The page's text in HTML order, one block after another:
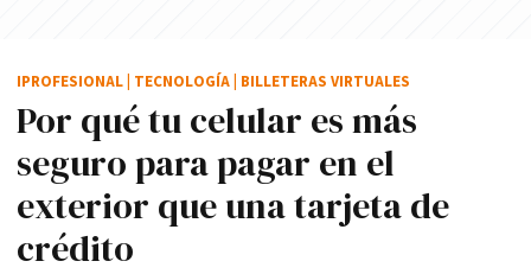
Por qué tu celular es más
seguro para pagar en el
exterior que una tarjeta de
crédito
IPROFESIONAL TECNOLOGÍA BILLETERAS VIRTUALES